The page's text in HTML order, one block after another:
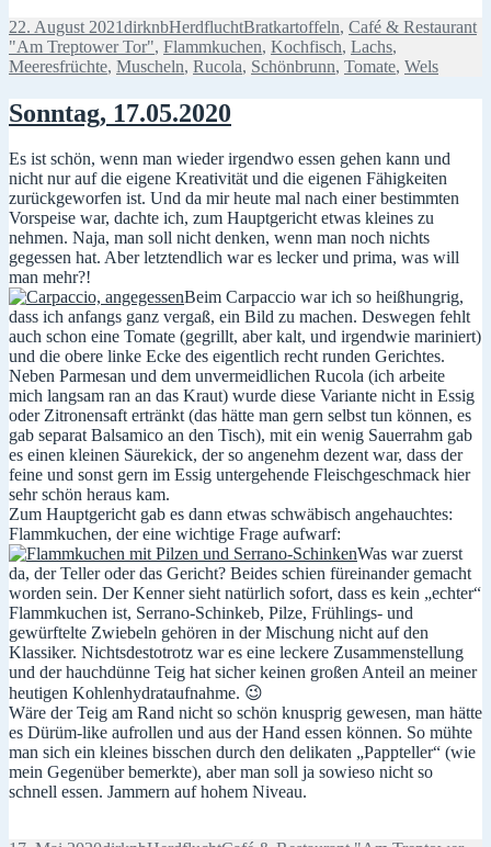
Veröffentlicht
am
22. August 2021Autor
dirknbKategorien
HerdfluchtSchlagwörter
Bratkartoffeln, Café & Restaurant
"Am Treptower Tor", Flammkuchen, Kochfisch, Lachs,
Meeresfrüchte, Muscheln, Rucola, Schönbrunn, Tomate, Wels
Sonntag, 17.05.2020
Es ist schön, wenn man wieder irgendwo essen gehen kann und
nicht nur auf die eigene Kreativität und die eigenen Fähigkeiten
zurückgeworfen ist. Und da mir heute mal nach einer bestimmten
Vorspeise war, dachte ich, zum Hauptgericht etwas kleines zu
nehmen. Naja, man soll nicht denken, wenn man noch nichts
gegessen hat. Aber letztendlich war es lecker und prima, was will
man mehr?!
Beim Carpaccio war ich so heißhungrig,
dass ich anfangs ganz vergaß, ein Bild zu machen. Deswegen fehlt
auch schon eine Tomate (gegrillt, aber kalt, und irgendwie mariniert)
und die obere linke Ecke des eigentlich recht runden Gerichtes.
Neben Parmesan und dem unvermeidlichen Rucola (ich arbeite
mich langsam ran an das Kraut) wurde diese Variante nicht in Essig
oder Zitronensaft ertränkt (das hätte man gern selbst tun können, es
gab separat Balsamico an den Tisch), mit ein wenig Sauerrahm gab
es einen kleinen Säurekick, der so angenehm dezent war, dass der
feine und sonst gern im Essig untergehende Fleischgeschmack hier
sehr schön heraus kam.
Zum Hauptgericht gab es dann etwas schwäbisch angehauchtes:
Flammkuchen, der eine wichtige Frage aufwarf:
Was war zuerst
da, der Teller oder das Gericht? Beides schien füreinander gemacht
worden sein. Der Kenner sieht natürlich sofort, dass es kein „echter“
Flammkuchen ist, Serrano-Schinkeb, Pilze, Frühlings- und
gewürftelte Zwiebeln gehören in der Mischung nicht auf den
Klassiker. Nichtsdestotrotz war es eine leckere Zusammenstellung
und der hauchdünne Teig hat sicher keinen großen Anteil an meiner
heutigen Kohlenhydrataufnahme. 😉
Wäre der Teig am Rand nicht so schön knusprig gewesen, man hätte
es Dürüm-like aufrollen und aus der Hand essen können. So mühte
man sich ein kleines bisschen durch den delikaten „Pappteller“ (wie
mein Gegenüber bemerkte), aber man soll ja sowieso nicht so
schnell essen. Jammern auf hohem Niveau.